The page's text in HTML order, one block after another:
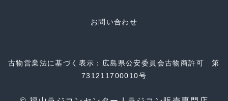
お問い合わせ
古物営業法に基づく表示：広島県公安委員会古物商許可 第
731211700010号